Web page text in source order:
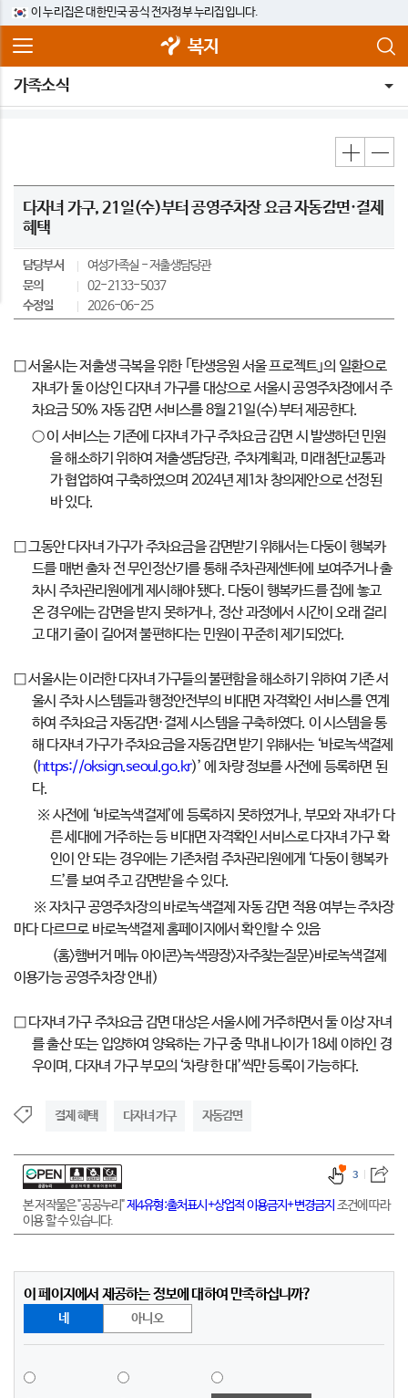
이 누리집은 대한민국 공식 전자정부 누리집입니다.
복지
가족소식
다자녀 가구, 21일(수)부터 공영주차장 요금 자동감면·결제
혜택
담당부서 여성가족실
저출생담당관
문의
02-2133-5037
수정일
2026-06-25
□ 서울시는 저출생 극복을 위한 ｢탄생응원 서울 프로젝트｣의 일환으로
자녀가 둘 이상인 다자녀 가구를 대상으로 서울시 공영주차장에서 주
차요금 50% 자동 감면 서비스를 8월 21일(수)부터 제공한다.
○ 이 서비스는 기존에 다자녀 가구 주차요금 감면 시 발생하던 민원
을 해소하기 위하여 저출생담당관, 주차계획과, 미래첨단교통과
가 협업하여 구축하였으며 2024년 제1차 창의제안으로 선정된
바 있다.
□ 그동안 다자녀 가구가 주차요금을 감면받기 위해서는 다둥이 행복카
드를 매번 출차 전 무인정산기를 통해 주차관제센터에 보여주거나 출
차시 주차관리원에게 제시해야 됐다. 다둥이 행복카드를 집에 놓고
온 경우에는 감면을 받지 못하거나, 정산 과정에서 시간이 오래 걸리
고 대기 줄이 길어져 불편하다는 민원이 꾸준히 제기되었다.
□ 서울시는 이러한 다자녀 가구들의 불편함을 해소하기 위하여 기존 서
울시 주차 시스템들과 행정안전부의 비대면 자격확인 서비스를 연계
하여 주차요금 자동감면·결제 시스템을 구축하였다. 이 시스템을 통
해 다자녀 가구가 주차요금을 자동감면 받기 위해서는 ‘바로녹색결제
(https://oksign.seoul.go.kr)’ 에 차량 정보를 사전에 등록하면 된
다.
※ 사전에 ‘바로녹색결제’에 등록하지 못하였거나, 부모와 자녀가 다
른 세대에 거주하는 등 비대면 자격확인 서비스로 다자녀 가구 확
인이 안 되는 경우에는 기존처럼 주차관리원에게 ‘다둥이 행복카
드’를 보여 주고 감면받을 수 있다.
※ 자치구 공영주차장의 바로녹색결제 자동 감면 적용 여부는 주차장
마다 다르므로 바로녹색결제 홈페이지에서 확인할 수 있음
(홈>햄버거 메뉴 아이콘>녹색광장>자주찾는질문>바로녹색결제
이용가능 공영주차장 안내)
□ 다자녀 가구 주차요금 감면 대상은 서울시에 거주하면서 둘 이상 자녀
를 출산 또는 입양하여 양육하는 가구 중 막내 나이가 18세 이하인 경
우이며, 다자녀 가구 부모의 ‘차량 한 대’씩만 등록이 가능하다.
결제 혜택 다자녀 가구 자동감면
본 저작물은 "공공누리"제4유형:출처표시+상업적 이용금지+변경금지 조건에 따라
이용 할 수 있습니다.
3
이 페이지에서 제공하는 정보에 대하여 만족하십니까?
네 아니오